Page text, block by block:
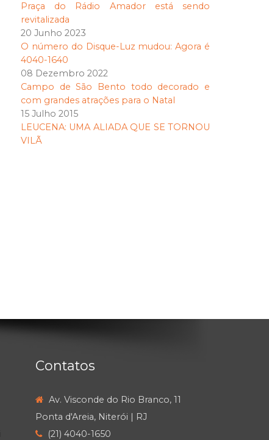
Praça do Rádio Amador está sendo
revitalizada
20 Junho 2023
O número do Disque-Luz mudou: Agora é
4040-1640
08 Dezembro 2022
Campo de São Bento todo decorado e
com grandes atrações para o Natal
15 Julho 2015
LEUCENA: UMA ALIADA QUE SE TORNOU
VILÃ
Contatos
Av. Visconde do Rio Branco, 11
Ponta d'Areia, Niterói | RJ
(21) 4040-1650